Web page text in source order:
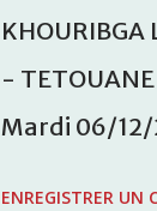
-
Mardi 06/12/
ENREGISTRER UN